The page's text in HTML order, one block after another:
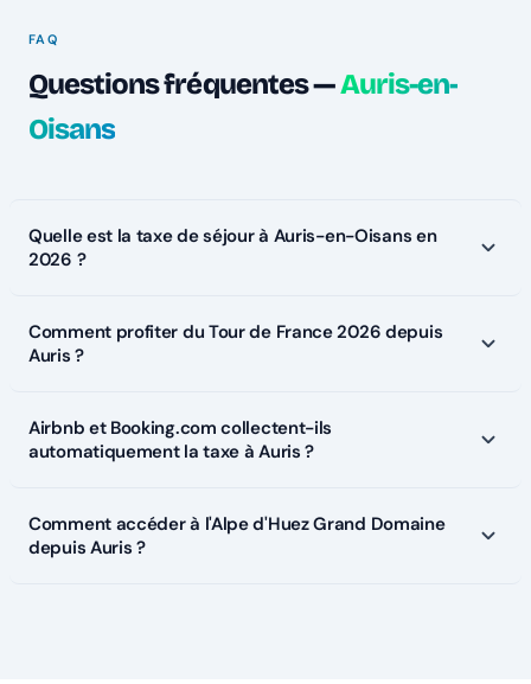
FAQ
Questions fréquentes —Auris-en-
Oisans
Quelle est la taxe de séjour à Auris-en-Oisans en
2026 ?
Comment profiter du Tour de France 2026 depuis
Auris ?
Airbnb et Booking.com collectent-ils
automatiquement la taxe à Auris ?
Comment accéder à l'Alpe d'Huez Grand Domaine
depuis Auris ?